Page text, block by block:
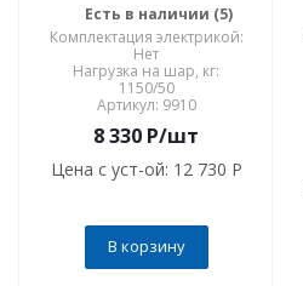
Есть в наличии (5)
Комплектация электрикой:
Нет
Нагрузка на шар, кг:
1150/50
Артикул: 9910
8 330 P/шт
Цена с уст-ой: 12 730 P
В корзину